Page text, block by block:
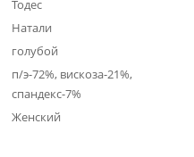
Тодес
Натали
голубой
п/э-72%, вискоза-21%,
спандекс-7%
Женский